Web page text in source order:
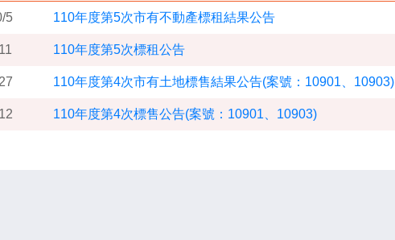
5 110年度第5次市有不動產標租結果公告
110年度第5次標租公告
110年度第4次市有土地標售結果公告(案號：10901、10903)
110年度第4次標售公告(案號：10901、10903)